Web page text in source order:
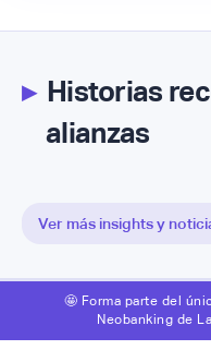
▸Historias
alianzas
Ver más insights y
🤩 Forma parte del
Neobanking de